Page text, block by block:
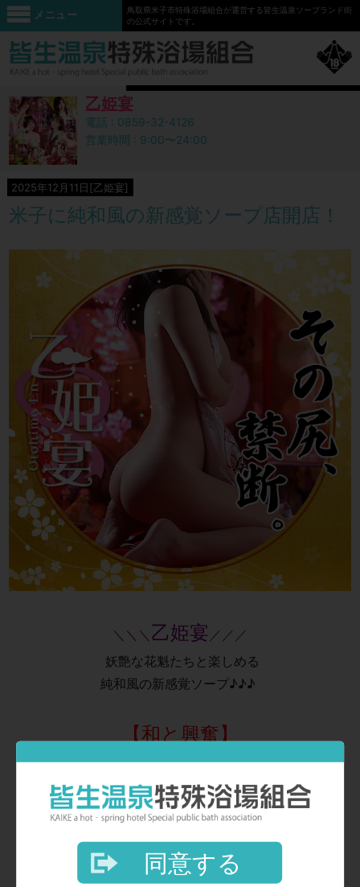
同意する
メニュー
鳥取県米子市特殊浴場組合が運営する皆生温泉ソープランド街
の公式サイトです。
乙姫宴
電話 : 0859-32-4126
営業時間 : 9:00〜24:00
2025年12月11日[乙姫宴]
米子に純和風の新感覚ソープ店開店！
＼＼＼ 乙姫宴 ／／／
妖艶な花魁たちと楽しめる
純和風の新感覚ソープ♪♪♪
【和と興奮】
優雅なひとときを ぜひご体感ください。
＜祭事情報＞
↓↓↓↓↓↓↓↓↓↓↓↓↓↓​​​​​​​↓↓